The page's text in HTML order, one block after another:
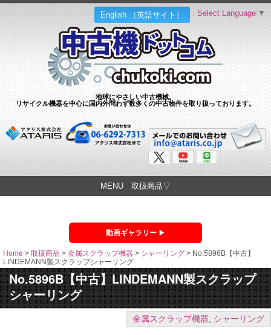
English （英語サイト）
地球にやさしい中古機械。
リサイクル機器を中心に国内外問わず数多くの中古物件を取り扱っております。
Select Language ▼
MENU 取扱商品▽
動画ギャラリー
Home > 取扱商品 > 金属スクラップ機器 > シャーリング > No.5896B【中古】
LINDEMANN製スクラップシャーリング
No.5896B【中古】LINDEMANN製スクラップ
シャーリング
金属スクラップ機器, シャーリング